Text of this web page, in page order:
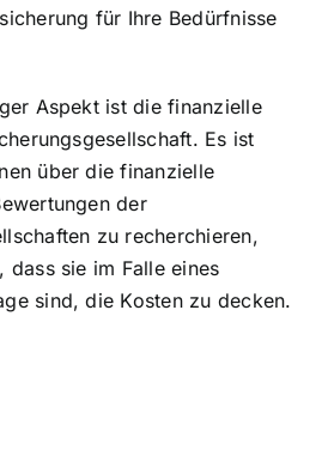
für Ihre Bedürfnisse
Aspekt ist die finanzielle
Es ist
über die finanzielle
der
zu recherchieren,
dass sie im Falle eines
sind, die Kosten zu decken.